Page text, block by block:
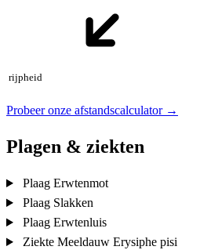
rijpheid
Probeer onze afstandscalculator →
Plagen & ziekten
Plaag Erwtenmot
Plaag Slakken
Plaag Erwtenluis
Ziekte Meeldauw Erysiphe pisi